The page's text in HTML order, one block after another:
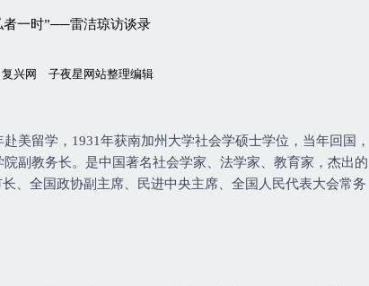
者一时”──雷洁琼访谈录
兴网 子夜星网站整理编辑
留学，1931年获南加州大学社会学硕士学位，当年回国，
副教务长。是中国著名社会学家、法学家、教育家，杰出的
、全国政协副主席、民进中央主席、全国人民代表大会常务